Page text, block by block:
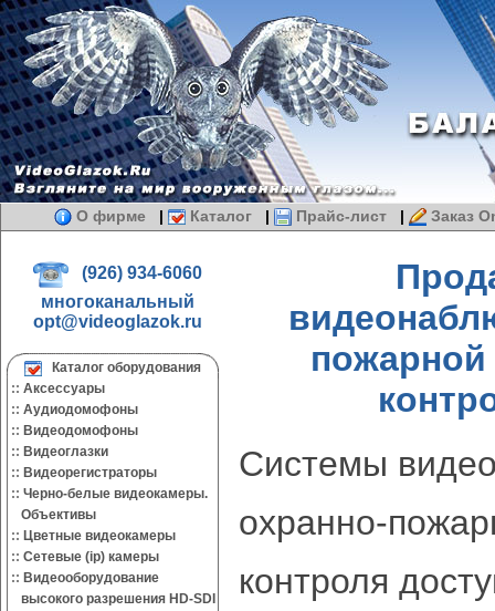
О фирме | Каталог | Прайс-лист | Заказ
(926) 934-6060
многоканальный
opt@videoglazok.ru
Каталог оборудования
:: Аксессуары
:: Аудиодомофоны
:: Видеодомофоны
:: Видеоглазки
:: Видеорегистраторы
:: Черно-белые видеокамеры.
Объективы
:: Цветные видеокамеры
:: Сетевые (ip) камеры
:: Видеооборудование
высокого разрешения HD-SDI
пожарной
Системы
охранно-
контроля